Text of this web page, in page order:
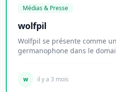
Médias & Presse
wolfpil
Wolfpil se présente comme
germanophone dans le
w il y a 3 mois